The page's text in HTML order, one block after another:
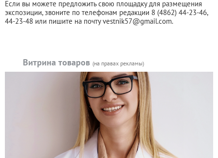
Если вы можете предложить свою площадку для размещения
экспозиции, звоните по телефонам редакции 8 (4862) 44-23-46,
44-23-48 или пишите на почту vestnik57@gmail.com.
Витрина товаров (на правах рекламы)